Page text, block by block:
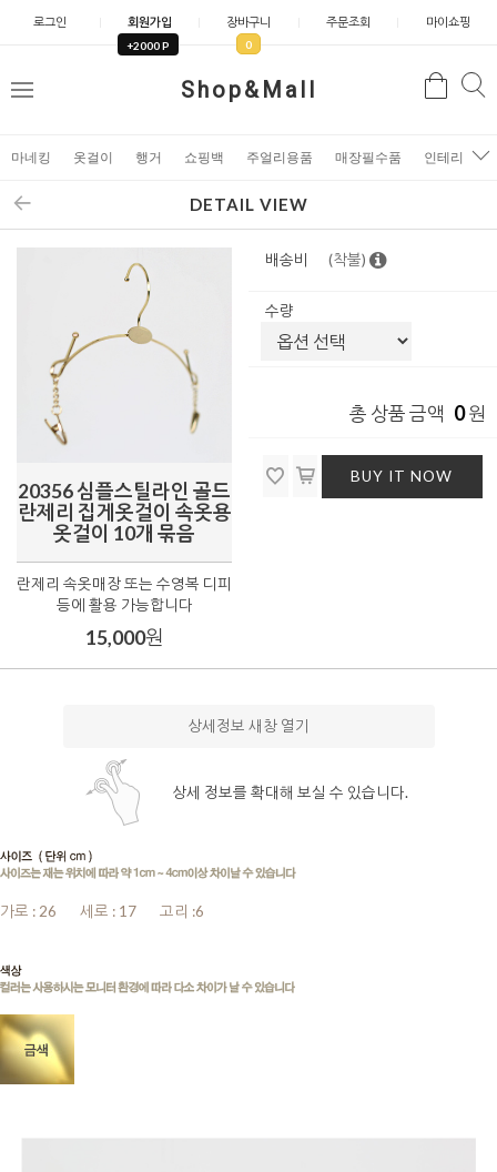
로그인 회원가입
+2000 P
장바구니
0
주문조회 마이쇼핑
Shop&Mall
메
검
마네킹 옷걸이 행거 쇼핑백 주얼리용품 매장필수품 인테리어소
DETAIL VIEW
20356 심플스틸라인 골드
란제리 집게옷걸이 속옷용
옷걸이 10개 묶음
란제리 속옷매장 또는 수영복 디피
등에 활용 가능합니다
15,000원
배송비 (착불)
수량
총 상품 금액 0원
BUY IT NOW
상세정보 새창 열기
상세 정보를 확대해 보실 수 있습니다.
가로 : 26 세로 : 17 고리 :6